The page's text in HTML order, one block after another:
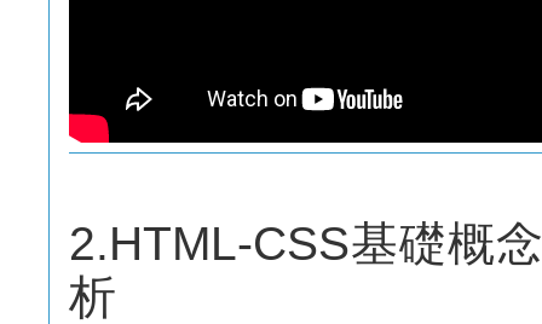
2.HTML-CSS基礎概
析